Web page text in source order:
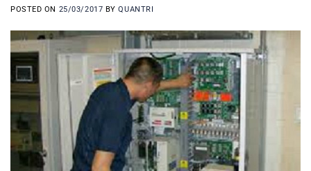
POSTED ON 25/03/2017 BYQUANTRI